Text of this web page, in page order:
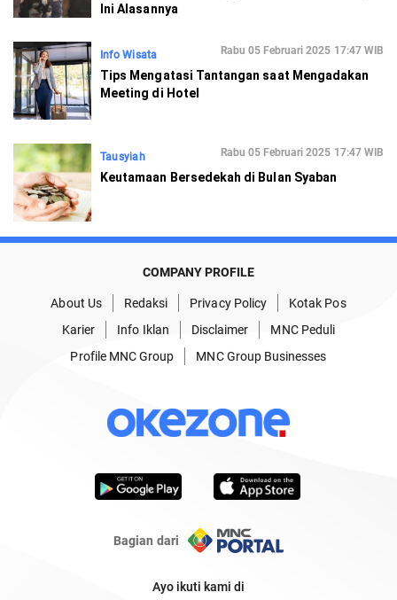
Ini Alasannya
Info Wisata Rabu 05 Februari 2025 17:47 WIB
Tips Mengatasi Tantangan saat Mengadakan
Meeting di Hotel
Tausyiah Rabu 05 Februari 2025 17:47 WIB
Keutamaan Bersedekah di Bulan Syaban
COMPANY PROFILE
About Us Redaksi Privacy Policy
Kotak Pos
Karier
Info Iklan Disclaimer
MNC Peduli
Profile MNC Group
MNC Group Businesses
Bagian dari
Ayo ikuti kami di